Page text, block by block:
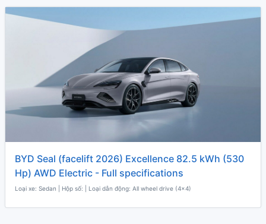
BYD Seal (facelift 2026) Excellence 82.5 kWh (530
Hp) AWD Electric - Full specifications
Loại xe: Sedan | Hộp số: | Loại dẫn động: All wheel drive (4x4)